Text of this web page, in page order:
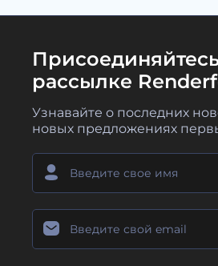
рассылке
Узнавайте о последних
новых предложениях